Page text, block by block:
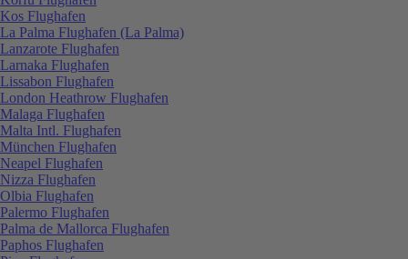
Kos Flughafen
La Palma Flughafen (La Palma)
Lanzarote Flughafen
Larnaka Flughafen
Lissabon Flughafen
London Heathrow Flughafen
Malaga Flughafen
Malta Intl. Flughafen
München Flughafen
Neapel Flughafen
Nizza Flughafen
Olbia Flughafen
Palermo Flughafen
Palma de Mallorca Flughafen
Paphos Flughafen